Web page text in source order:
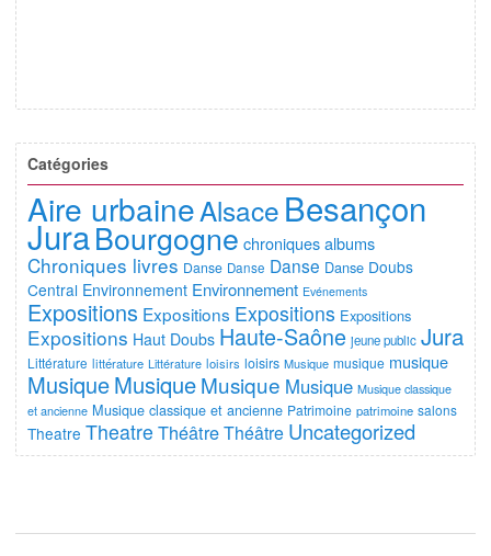
Catégories
Aire urbaineAlsace Besançon
JuraBourgogne chroniques albums
Chroniques livres Danse Danse Danse Danse Doubs
Central Environnement Environnement Evénements
Expositions Expositions Expositions Expositions
Expositions Haut Doubs Haute-Saône jeune public Jura
Littérature littérature Littérature loisirs loisirs Musique musique musique
MusiqueMusiqueMusique Musique Musique classique
et ancienne Musique classique et ancienne Patrimoine patrimoine salons
Theatre Theatre ThéâtreThéâtre Uncategorized